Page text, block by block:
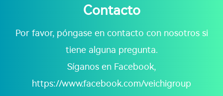
Contacto
Por favor, póngase en contacto con nosotros si
tiene alguna pregunta.
Síganos en Facebook,
https://www.facebook.com/veichigroup